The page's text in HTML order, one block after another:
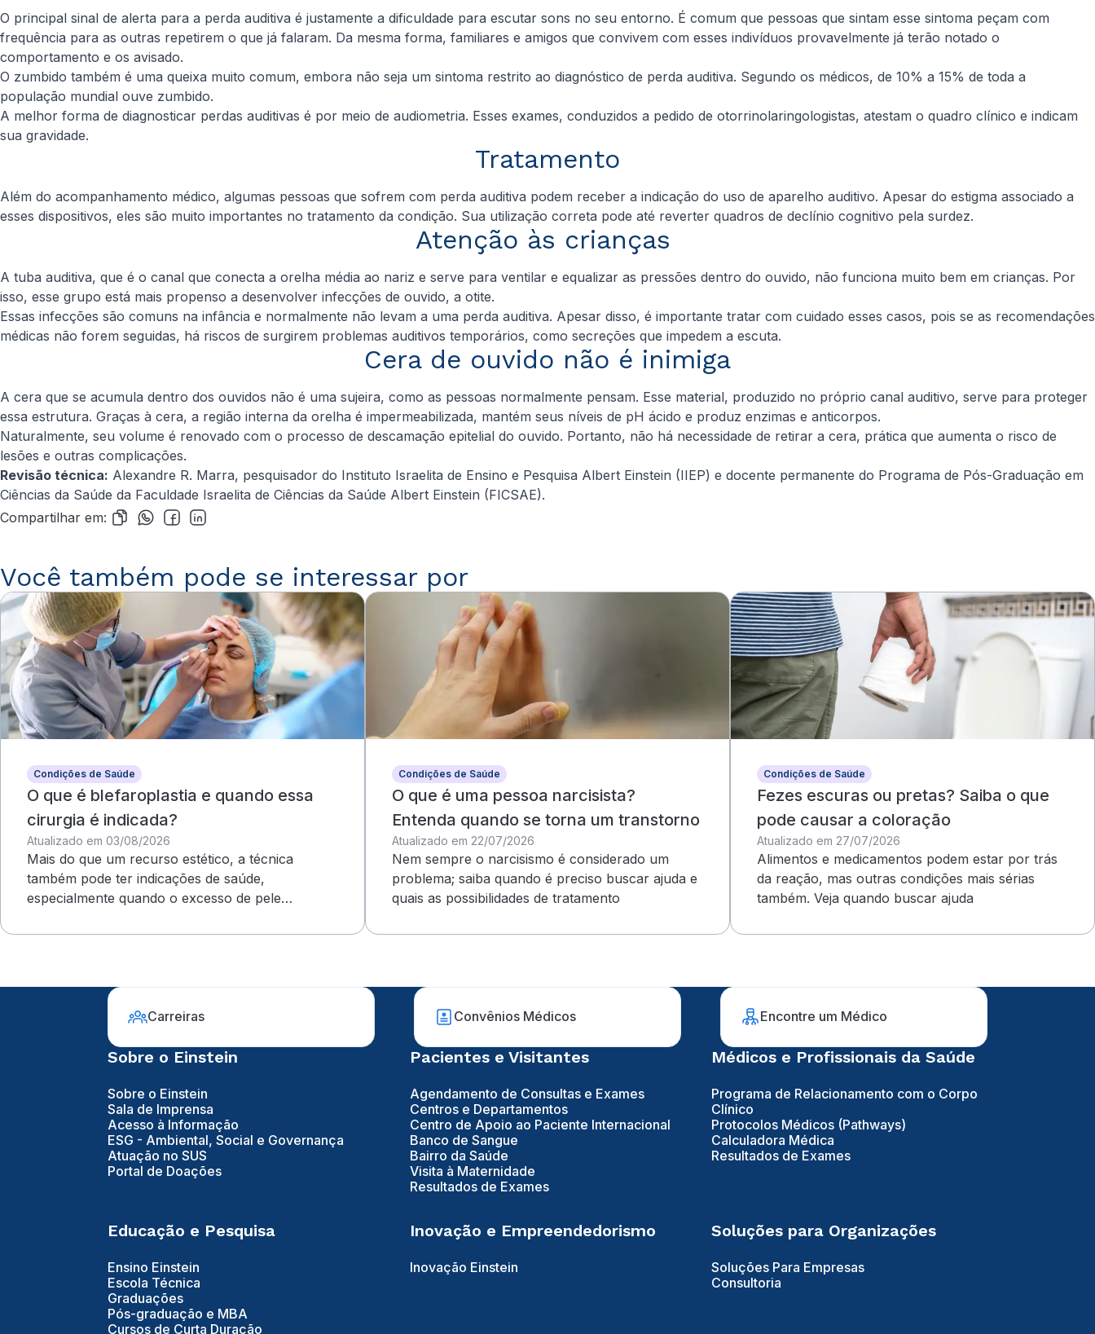
O principal sinal de alerta para a perda auditiva é justamente a dificuldade para escutar sons no seu entorno. É comum que pessoas que sintam esse sintoma peçam com
frequência para as outras repetirem o que já falaram. Da mesma forma, familiares e amigos que convivem com esses indivíduos provavelmente já terão notado o
comportamento e os avisado.
O zumbido também é uma queixa muito comum, embora não seja um sintoma restrito ao diagnóstico de perda auditiva. Segundo os médicos, de 10% a 15% de toda a
população mundial ouve zumbido.
A melhor forma de diagnosticar perdas auditivas é por meio de audiometria. Esses exames, conduzidos a pedido de otorrinolaringologistas, atestam o quadro clínico e indicam
sua gravidade.
Tratamento
Além do acompanhamento médico, algumas pessoas que sofrem com perda auditiva podem receber a indicação do uso de aparelho auditivo. Apesar do estigma associado a
esses dispositivos, eles são muito importantes no tratamento da condição. Sua utilização correta pode até reverter quadros de declínio cognitivo pela surdez.
Atenção às crianças
A tuba auditiva, que é o canal que conecta a orelha média ao nariz e serve para ventilar e equalizar as pressões dentro do ouvido, não funciona muito bem em crianças. Por
isso, esse grupo está mais propenso a desenvolver infecções de ouvido, a otite.
Essas infecções são comuns na infância e normalmente não levam a uma perda auditiva. Apesar disso, é importante tratar com cuidado esses casos, pois se as recomendações
médicas não forem seguidas, há riscos de surgirem problemas auditivos temporários, como secreções que impedem a escuta.
Cera de ouvido não é inimiga
A cera que se acumula dentro dos ouvidos não é uma sujeira, como as pessoas normalmente pensam. Esse material, produzido no próprio canal auditivo, serve para proteger
essa estrutura. Graças à cera, a região interna da orelha é impermeabilizada, mantém seus níveis de pH ácido e produz enzimas e anticorpos.
Naturalmente, seu volume é renovado com o processo de descamação epitelial do ouvido. Portanto, não há necessidade de retirar a cera, prática que aumenta o risco de
lesões e outras complicações.
Revisão técnica: Alexandre R. Marra, pesquisador do Instituto Israelita de Ensino e Pesquisa Albert Einstein (IIEP) e docente permanente do Programa de Pós-Graduação em
Ciências da Saúde da Faculdade Israelita de Ciências da Saúde Albert Einstein (FICSAE).
Compartilhar em:
Você também pode se interessar por
Condições de Saúde
O que é blefaroplastia e quando essa
cirurgia é indicada?
Atualizado em 03/08/2026
Mais do que um recurso estético, a técnica
também pode ter indicações de saúde,
especialmente quando o excesso de pele
Condições de Saúde
O que é uma pessoa narcisista?
Entenda quando se torna um transtorno
Atualizado em 22/07/2026
Nem sempre o narcisismo é considerado um
problema; saiba quando é preciso buscar ajuda e
quais as possibilidades de tratamento
Condições de Saúde
Fezes escuras ou pretas? Saiba o que
pode causar a coloração
Atualizado em 27/07/2026
Alimentos e medicamentos podem estar por trás
da reação, mas outras condições mais sérias
também. Veja quando buscar ajuda
Carreiras Convênios Médicos Encontre um Médico
Sobre o Einstein
Sobre o Einstein
Sala de Imprensa
Acesso à Informação
ESG - Ambiental, Social e Governança
Atuação no SUS
Portal de Doações
Pacientes e Visitantes
Agendamento de Consultas e Exames
Centros e Departamentos
Centro de Apoio ao Paciente Internacional
Banco de Sangue
Bairro da Saúde
Visita à Maternidade
Resultados de Exames
Médicos e Profissionais da Saúde
Programa de Relacionamento com o Corpo
Clínico
Protocolos Médicos (Pathways)
Calculadora Médica
Resultados de Exames
Educação e Pesquisa
Ensino Einstein
Escola Técnica
Graduações
Pós-graduação e MBA
Cursos de Curta Duração
Inovação e Empreendedorismo
Inovação Einstein
Soluções para Organizações
Soluções Para Empresas
Consultoria